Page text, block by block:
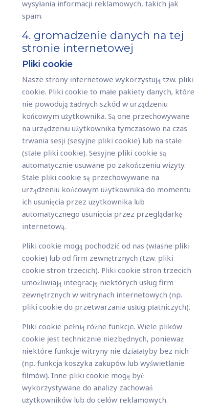
wysyłania informacji reklamowych, takich jak
spam.
4. gromadzenie danych na tej
stronie internetowej
Pliki cookie
Nasze strony internetowe wykorzystują tzw. pliki
cookie. Pliki cookie to małe pakiety danych, które
nie powodują żadnych szkód w urządzeniu
końcowym użytkownika. Są one przechowywane
na urządzeniu użytkownika tymczasowo na czas
trwania sesji (sesyjne pliki cookie) lub na stałe
(stałe pliki cookie). Sesyjne pliki cookie są
automatycznie usuwane po zakończeniu wizyty.
Stałe pliki cookie są przechowywane na
urządzeniu końcowym użytkownika do momentu
ich usunięcia przez użytkownika lub
automatycznego usunięcia przez przeglądarkę
internetową.
Pliki cookie mogą pochodzić od nas (własne pliki
cookie) lub od firm zewnętrznych (tzw. pliki
cookie stron trzecich). Pliki cookie stron trzecich
umożliwiają integrację niektórych usług firm
zewnętrznych w witrynach internetowych (np.
pliki cookie do przetwarzania usług płatniczych).
Pliki cookie pełnią różne funkcje. Wiele plików
cookie jest technicznie niezbędnych, ponieważ
niektóre funkcje witryny nie działałyby bez nich
(np. funkcja koszyka zakupów lub wyświetlanie
filmów). Inne pliki cookie mogą być
wykorzystywane do analizy zachowań
użytkowników lub do celów reklamowych.